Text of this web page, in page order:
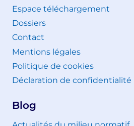
Espace téléchargement
Dossiers
Contact
Mentions légales
Politique de cookies
Déclaration de confidentialité
Blog